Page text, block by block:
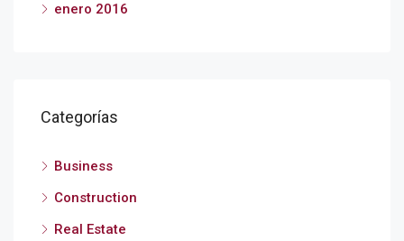
enero 2016
Categorías
Business
Construction
Real Estate